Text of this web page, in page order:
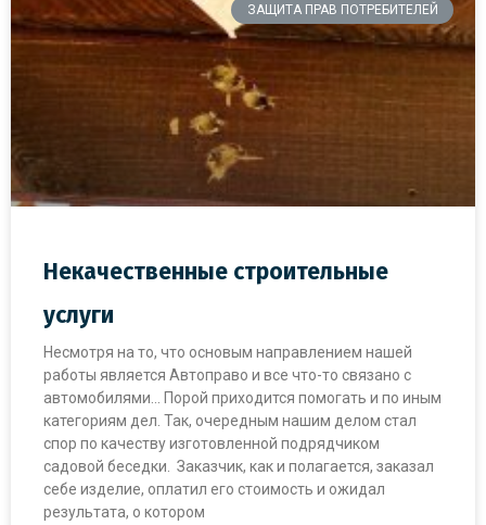
ЗАЩИТА ПРАВ ПОТРЕБИТЕЛЕЙ
Некачественные строительные
услуги
Несмотря на то, что основым направлением нашей
работы является Автоправо и все что-то связано с
автомобилями… Порой приходится помогать и по иным
категориям дел. Так, очередным нашим делом стал
спор по качеству изготовленной подрядчиком
садовой беседки. Заказчик, как и полагается, заказал
себе изделие, оплатил его стоимость и ожидал
результата, о котором